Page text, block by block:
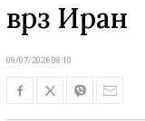
врз Иран
09/07/2026 08:10